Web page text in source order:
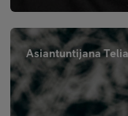
Asiantuntijana